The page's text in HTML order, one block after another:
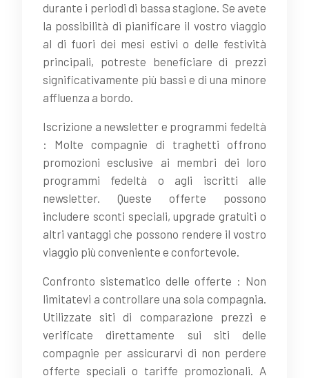
durante i periodi di bassa stagione. Se avete
la possibilità di pianificare il vostro viaggio
al di fuori dei mesi estivi o delle festività
principali, potreste beneficiare di prezzi
significativamente più bassi e di una minore
affluenza a bordo.
Iscrizione a newsletter e programmi fedeltà
: Molte compagnie di traghetti offrono
promozioni esclusive ai membri dei loro
programmi fedeltà o agli iscritti alle
newsletter. Queste offerte possono
includere sconti speciali, upgrade gratuiti o
altri vantaggi che possono rendere il vostro
viaggio più conveniente e confortevole.
Confronto sistematico delle offerte : Non
limitatevi a controllare una sola compagnia.
Utilizzate siti di comparazione prezzi e
verificate direttamente sui siti delle
compagnie per assicurarvi di non perdere
offerte speciali o tariffe promozionali. A